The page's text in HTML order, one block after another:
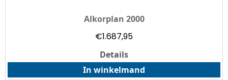
Alkorplan 2000
€1.687,95
Details
In winkelmand